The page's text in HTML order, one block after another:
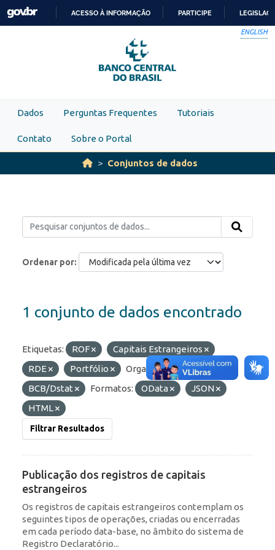
Skip to main content
PARA
O
CONTEÚDO
ACESSO À INFORMAÇÃO PARTICIPE
ENGLISH
Dados Perguntas Frequentes Tutoriais
Contato Sobre o Portal
Conjuntos de dados
Ordenar por
1 conjunto de dados encontrado
Etiquetas: ROF
Capitais Estrangeiros
RDE
Portfólio
Organizações:
BCB/Dstat
Formatos: OData
JSON
HTML
Filtrar Resultados
Publicação dos registros de capitais
estrangeiros
Os registros de capitais estrangeiros contemplam os
seguintes tipos de operações, criadas ou encerradas
em cada período data-base, no âmbito do sistema de
Registro Declaratório...